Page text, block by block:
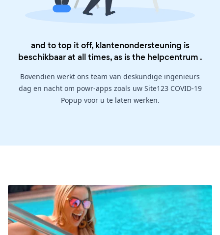
and to top it off, klantenondersteuning is
beschikbaar at all times, as is the helpcentrum .
Bovendien werkt ons team van deskundige ingenieurs
dag en nacht om powr-apps zoals uw Site123 COVID-19
Popup voor u te laten werken.